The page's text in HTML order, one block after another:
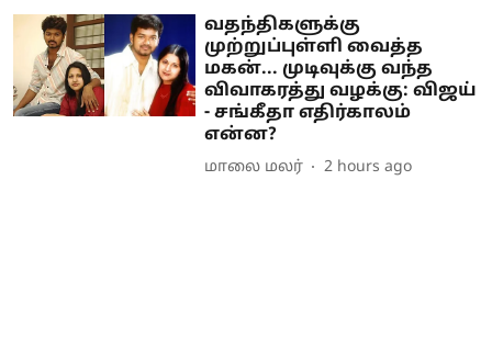
வதந்திகளுக்கு
முற்றுப்புள்ளி வைத்த
மகன்... முடிவுக்கு வந்த
விவாகரத்து வழக்கு: விஜய்
- சங்கீதா எதிர்காலம்
என்ன?
மாலை மலர் 2 hours ago